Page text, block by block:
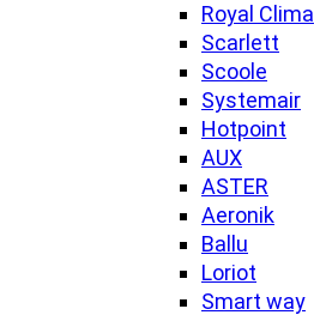
Royal Clima
Scarlett
Scoole
Systemair
Hotpoint
AUX
ASTER
Aeronik
Ballu
Loriot
Smart way